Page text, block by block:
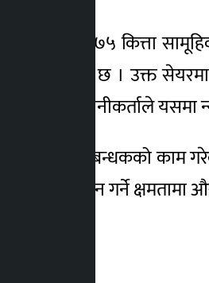
१९ हजार ४७५ कित्ता
जनाएको छ । उक्त
छ । लगानीकर्ताले यसमा
बिक्री प्रबन्धकको
दायित्व बहन गर्ने